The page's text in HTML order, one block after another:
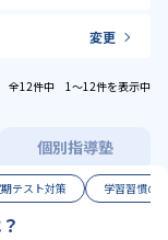
変更
全12件中 1〜12件を表示中
個別指導塾
テスト対策 学習習慣の